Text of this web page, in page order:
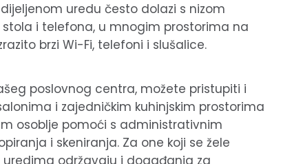
uredu često dolazi s nizom
i telefona, u mnogim prostorima na
brzi Wi-Fi, telefoni i slušalice.
poslovnog centra, možete pristupiti i
i zajedničkim kuhinjskim prostorima
osoblje pomoći s administrativnim
i skeniranja. Za one koji se žele
održavaju i događanja za